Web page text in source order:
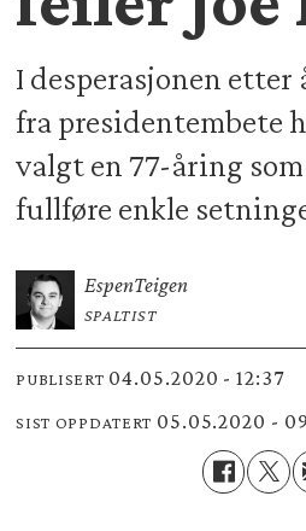
I desperasjonen etter
fra presidentembete
valgt en 77-åring
fullføre enkle
EspenTeigen
SPALTIST
PUBLISERT 04.05.2020 - 12:37
SIST OPPDATERT 05.05.2020 -